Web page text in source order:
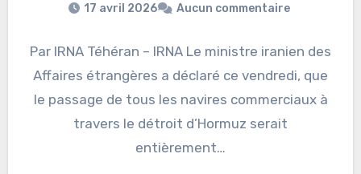
17 avril 2026 Aucun commentaire
Par IRNA Téhéran – IRNA Le ministre iranien des
Affaires étrangères a déclaré ce vendredi, que
le passage de tous les navires commerciaux à
travers le détroit d’Hormuz serait
entièrement…